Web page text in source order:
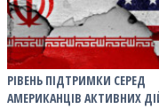
РІВЕНЬ ПІДТРИМКИ СЕРЕД
АМЕРИКАНЦІВ АКТИВНИХ